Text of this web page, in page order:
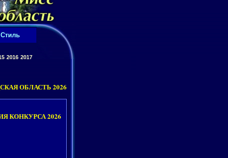
Стиль
2016 2017
ОБЛАСТЬ 2026
КОНКУРСА 2026